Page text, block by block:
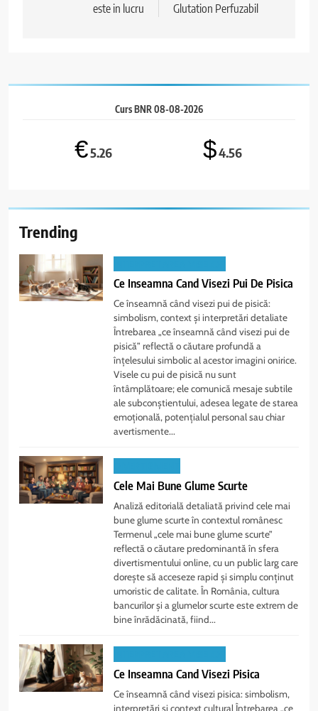
este in lucru
Glutation Perfuzabil
Curs BNR 08-08-2026
€5.26 $4.56
Trending
Ce Inseamna Cand Visezi Pui De Pisica
Ce înseamnă când visezi pui de pisică:
simbolism, context și interpretări detaliate
Întrebarea „ce înseamnă când visezi pui de
pisică” reflectă o căutare profundă a
înțelesului simbolic al acestor imagini onirice.
Visele cu pui de pisică nu sunt
întâmplătoare; ele comunică mesaje subtile
ale subconștientului, adesea legate de starea
emoțională, potențialul personal sau chiar
avertismente...
Cele Mai Bune Glume Scurte
Analiză editorială detaliată privind cele mai
bune glume scurte în contextul românesc
Termenul „cele mai bune glume scurte”
reflectă o căutare predominantă în sfera
divertismentului online, cu un public larg care
dorește să acceseze rapid și simplu conținut
umoristic de calitate. În România, cultura
bancurilor și a glumelor scurte este extrem de
bine înrădăcinată, fiind...
Ce Inseamna Cand Visezi Pisica
Ce înseamnă când visezi pisica: simbolism,
interpretări și context cultural Întrebarea „ce